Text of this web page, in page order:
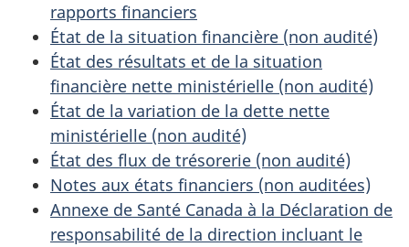
rapports financiers
État de la situation financière (non audité)
État des résultats et de la situation
financière nette ministérielle (non audité)
État de la variation de la dette nette
ministérielle (non audité)
État des flux de trésorerie (non audité)
Notes aux états financiers (non auditées)
Annexe de Santé Canada à la Déclaration de
responsabilité de la direction incluant le